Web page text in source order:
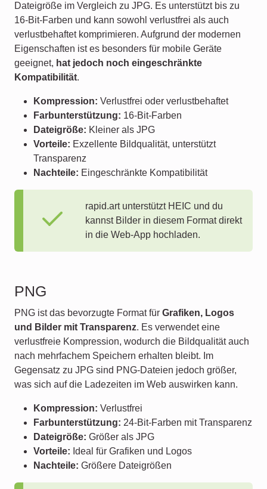
Dateigröße im Vergleich zu JPG. Es unterstützt bis zu
16-Bit-Farben und kann sowohl verlustfrei als auch
verlustbehaftet komprimieren. Aufgrund der modernen
Eigenschaften ist es besonders für mobile Geräte
geeignet, hat jedoch noch eingeschränkte
Kompatibilität.
Kompression: Verlustfrei oder verlustbehaftet
Farbunterstützung: 16-Bit-Farben
Dateigröße: Kleiner als JPG
Vorteile: Exzellente Bildqualität, unterstützt
Transparenz
Nachteile: Eingeschränkte Kompatibilität
rapid.art unterstützt HEIC und du
kannst Bilder in diesem Format direkt
in die Web-App hochladen.
PNG
PNG ist das bevorzugte Format für Grafiken, Logos
und Bilder mit Transparenz. Es verwendet eine
verlustfreie Kompression, wodurch die Bildqualität auch
nach mehrfachem Speichern erhalten bleibt. Im
Gegensatz zu JPG sind PNG-Dateien jedoch größer,
was sich auf die Ladezeiten im Web auswirken kann.
Kompression: Verlustfrei
Farbunterstützung: 24-Bit-Farben mit Transparenz
Dateigröße: Größer als JPG
Vorteile: Ideal für Grafiken und Logos
Nachteile: Größere Dateigrößen